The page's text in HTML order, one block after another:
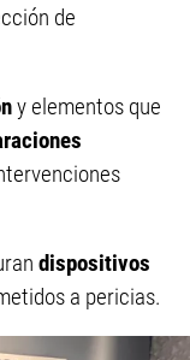
de
y elementos que
dispositivos
a pericias.